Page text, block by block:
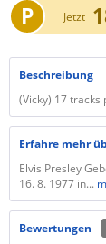
P Jetzt
Beschreibung
(Vicky) 17
Erfahre mehr
Elvis Presley
16. 8. 1977 in...
Bewertungen